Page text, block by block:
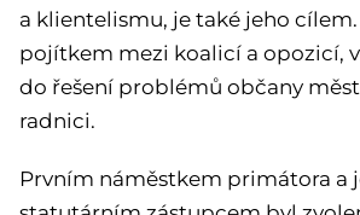
a klientelismu, je také jeho
pojítkem mezi koalicí a opozicí,
do řešení problémů občany
radnici.
Prvním náměstkem primátora a